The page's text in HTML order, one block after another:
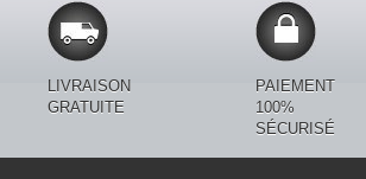
LIVRAISON
GRATUITE
PAIEMENT
100%
SÉCURISÉ